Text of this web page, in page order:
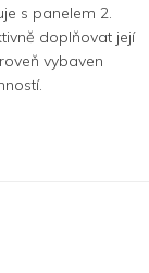
s panelem 2.
doplňovat její
vybaven